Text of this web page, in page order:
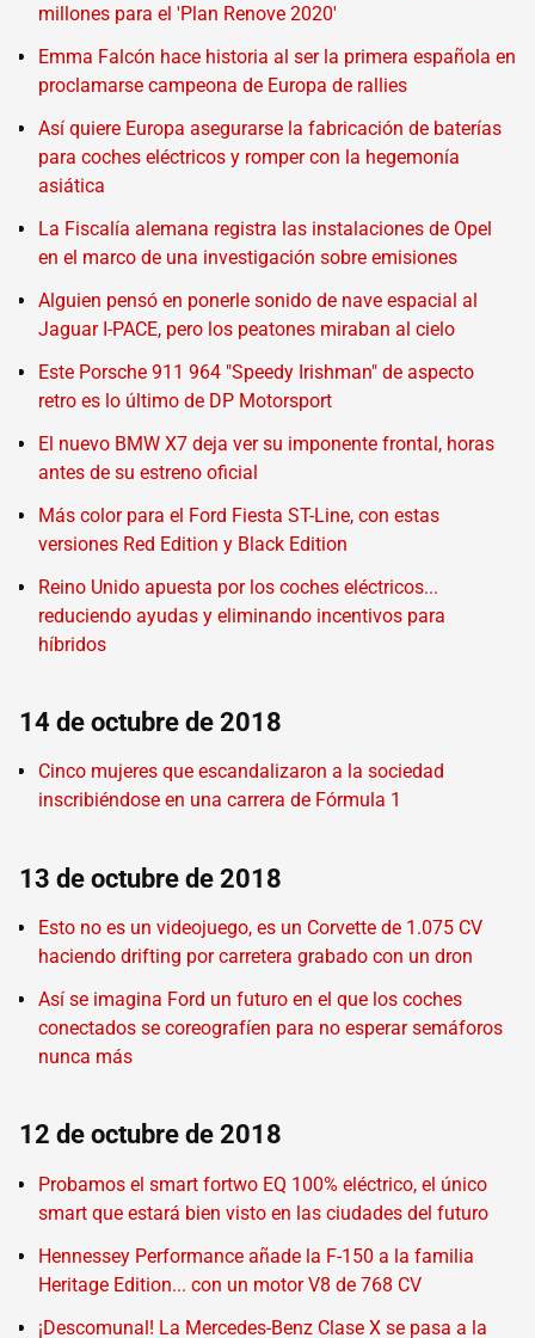
millones para el 'Plan Renove 2020'
Emma Falcón hace historia al ser la primera española en
proclamarse campeona de Europa de rallies
Así quiere Europa asegurarse la fabricación de baterías
para coches eléctricos y romper con la hegemonía
asiática
La Fiscalía alemana registra las instalaciones de Opel
en el marco de una investigación sobre emisiones
Alguien pensó en ponerle sonido de nave espacial al
Jaguar I-PACE, pero los peatones miraban al cielo
Este Porsche 911 964 "Speedy Irishman" de aspecto
retro es lo último de DP Motorsport
El nuevo BMW X7 deja ver su imponente frontal, horas
antes de su estreno oficial
Más color para el Ford Fiesta ST-Line, con estas
versiones Red Edition y Black Edition
Reino Unido apuesta por los coches eléctricos...
reduciendo ayudas y eliminando incentivos para
híbridos
14 de octubre de 2018
Cinco mujeres que escandalizaron a la sociedad
inscribiéndose en una carrera de Fórmula 1
13 de octubre de 2018
Esto no es un videojuego, es un Corvette de 1.075 CV
haciendo drifting por carretera grabado con un dron
Así se imagina Ford un futuro en el que los coches
conectados se coreografíen para no esperar semáforos
nunca más
12 de octubre de 2018
Probamos el smart fortwo EQ 100% eléctrico, el único
smart que estará bien visto en las ciudades del futuro
Hennessey Performance añade la F-150 a la familia
Heritage Edition... con un motor V8 de 768 CV
¡Descomunal! La Mercedes-Benz Clase X se pasa a la